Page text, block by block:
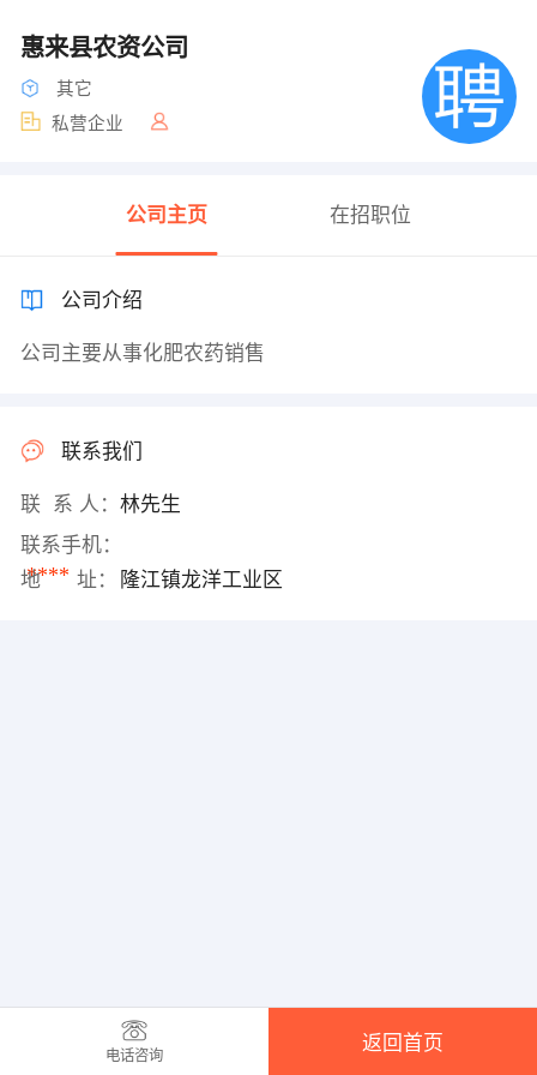
惠来县农资公司
其它
私营企业
公司主页 在招职位
公司介绍
公司主要从事化肥农药销售
联系我们
联 系 人： 林先生
联系手机：
****
地 址： 隆江镇龙洋工业区
电话咨询
返回首页